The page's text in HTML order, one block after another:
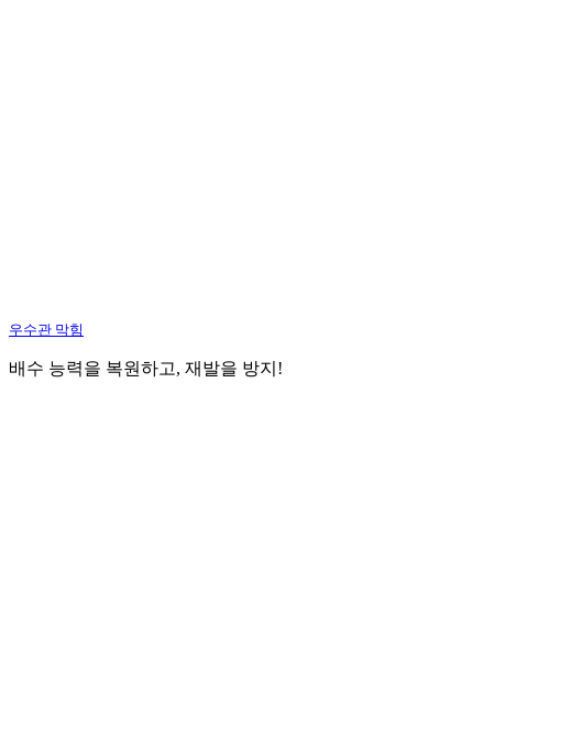
우수관 막힘
배수 능력을 복원하고, 재발을 방지!